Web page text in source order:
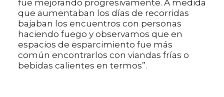
fue mejorando progresivamente. A medida
que aumentaban los días de recorridas
bajaban los encuentros con personas
haciendo fuego y observamos que en
espacios de esparcimiento fue más
común encontrarlos con viandas frías o
bebidas calientes en termos”.